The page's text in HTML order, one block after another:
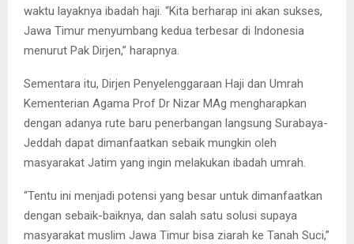
waktu layaknya ibadah haji. “Kita berharap ini akan sukses,
Jawa Timur menyumbang kedua terbesar di Indonesia
menurut Pak Dirjen,” harapnya.
Sementara itu, Dirjen Penyelenggaraan Haji dan Umrah
Kementerian Agama Prof Dr Nizar MAg mengharapkan
dengan adanya rute baru penerbangan langsung Surabaya-
Jeddah dapat dimanfaatkan sebaik mungkin oleh
masyarakat Jatim yang ingin melakukan ibadah umrah.
“Tentu ini menjadi potensi yang besar untuk dimanfaatkan
dengan sebaik-baiknya, dan salah satu solusi supaya
masyarakat muslim Jawa Timur bisa ziarah ke Tanah Suci,”